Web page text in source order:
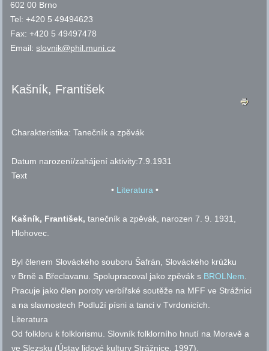
602 00 Brno
Tel: +420 5 49494623
Fax: +420 5 49497478
Email:slovnik@phil.muni.cz
Kašník, František
Charakteristika:Tanečník a zpěvák
Datum narození/zahájení aktivity:7.9.1931
Text
• Literatura•
Kašník, František,tanečník a zpěvák, narozen 7. 9. 1931,
Hlohovec.
Byl členem Slováckého souboru Šafrán, Slováckého krúžku
v Brně a Břeclavanu. Spolupracoval jako zpěvák s BROLNem.
Pracuje jako člen poroty verbířské soutěže na MFF ve Strážnici
a na slavnostech Podluží písni a tanci v Tvrdonicích.
Literatura
Od folkloru k folklorismu. Slovník folklorního hnutí na Moravě a
ve Slezsku (Ústav lidové kultury Strážnice, 1997).